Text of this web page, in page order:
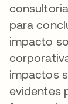
para
impacto
impactos
evidentes